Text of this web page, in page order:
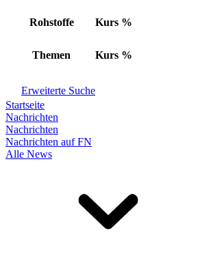
Rohstoffe Kurs %
Themen Kurs %
Erweiterte Suche
Startseite
Nachrichten
Nachrichten
Nachrichten auf FN
Alle News